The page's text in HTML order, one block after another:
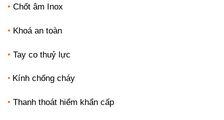
• Chốt âm Inox
• Khoá an toàn
• Tay co thuỷ lực
• Kính chống cháy
• Thanh thoát hiểm khẩn cấp